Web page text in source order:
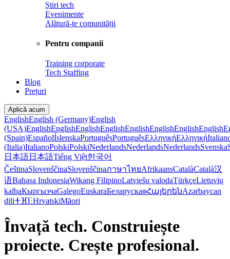
Știri tech
Evenimente
Alătură-te comunității
Pentru companii
Training corporate
Tech Staffing
Blog
Prețuri
Aplică acum
EnglishEnglish (Germany)English
(USA)EnglishEnglishEnglishEnglishEnglishEnglishEnglishEnglish
(Spain)EspañolÍslenskaPortuguêsPortuguêsΕλληνικήΕλληνική
(Italia)ItalianoPolskiPolskiNederlandsNederlandsNederlandsSvenska
日本語日本語Tiếng Việt한국어
ČeštinaSlovenščinaSlovenščinaภาษาไทยAfrikaansCatalàCatalà汉
语Bahasa IndonesiaWikang FilipinoLatviešu valodaTürkçeLietuvių
kalbaКыргызчаGalegoEuskaraБеларускаяՀայերենAzərbaycan
diliⵜⴼⵏⵗHrvatskiMāori
Învață tech. Construiește
proiecte. Crește profesional.